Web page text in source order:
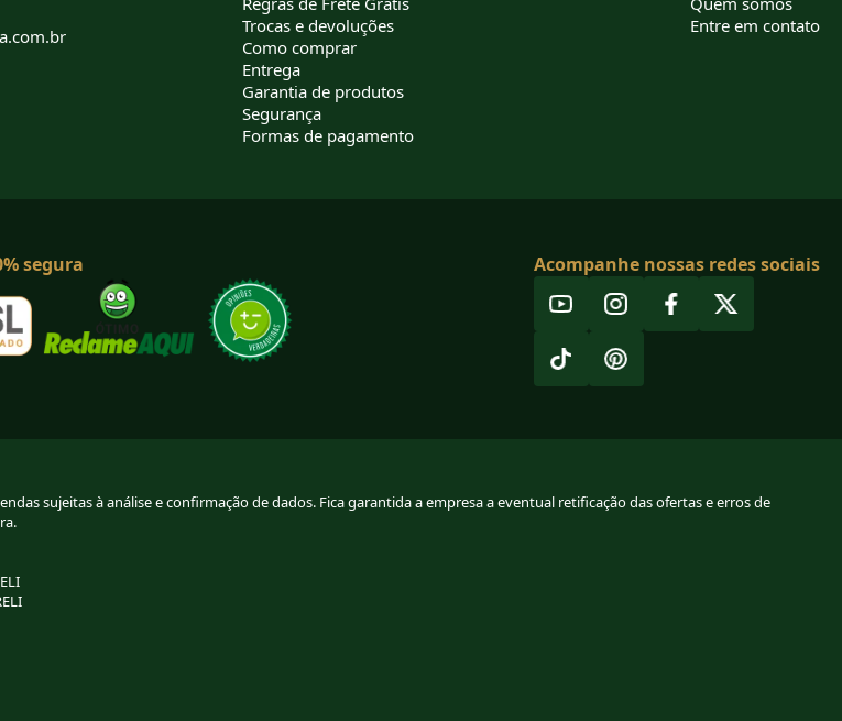
Trocas e devoluções
Como comprar
Entrega
Garantia de produtos
Segurança
Formas de pagamento
Entre em contato
segura Acompanhe nossas redes sociais
sujeitas à análise e confirmação de dados. Fica garantida a empresa a eventual retificação das ofertas e erros de